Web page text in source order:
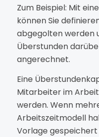
Zum Beispiel: Mit
können Sie
abgegolten werden
Überstunden
angerechnet.
Eine
Mitarbeiter im
werden. Wenn
Arbeitszeitmodell
Vorlage